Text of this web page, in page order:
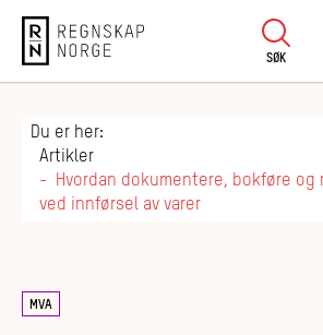
Regnskap Norge
SØK
Du er her:
Artikler
Hvordan dokumentere, bokføre og
ved innførsel av varer
MVA